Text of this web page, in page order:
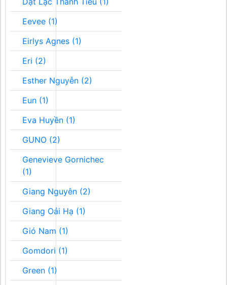
Eevee (1)
Eirlys Agnes (1)
Eri (2)
Esther Nguyễn (2)
Eun (1)
Eva Huyền (1)
GUNO (2)
Genevieve Gornichec
(1)
Giang Nguyên (2)
Giang Oải Hạ (1)
Gió Nam (1)
Gomdori (1)
Green (1)